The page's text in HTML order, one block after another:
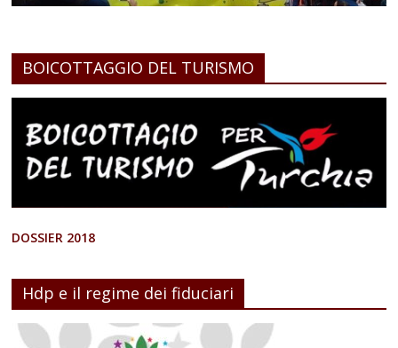
BOICOTTAGGIO DEL TURISMO
DOSSIER 2018
Hdp e il regime dei fiduciari